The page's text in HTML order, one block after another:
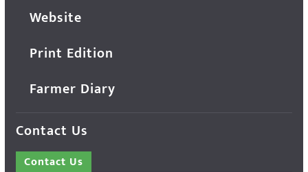
Website
Print Edition
Farmer Diary
Contact Us
Contact Us